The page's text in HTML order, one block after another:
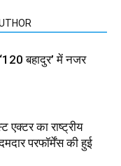
बहादुर’ में नजर
एक्टर का राष्ट्रीय
परफॉर्मेंस की हुई